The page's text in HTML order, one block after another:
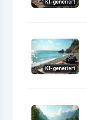
KI-generiert
KI-generiert